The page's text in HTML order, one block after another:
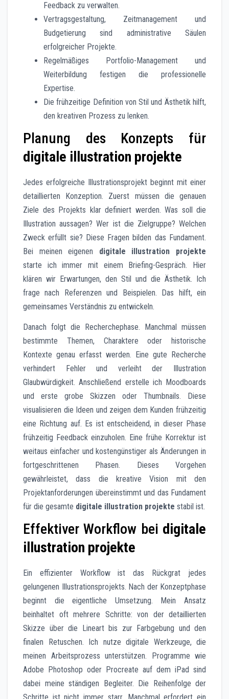
Feedback zu verwalten.
Vertragsgestaltung, Zeitmanagement und
Budgetierung sind administrative Säulen
erfolgreicher Projekte.
Regelmäßiges Portfolio-Management und
Weiterbildung festigen die professionelle
Expertise.
Die frühzeitige Definition von Stil und Ästhetik hilft,
den kreativen Prozess zu lenken.
Planung des Konzepts für
digitale illustration projekte
Jedes erfolgreiche Illustrationsprojekt beginnt mit einer
detaillierten Konzeption. Zuerst müssen die genauen
Ziele des Projekts klar definiert werden. Was soll die
Illustration aussagen? Wer ist die Zielgruppe? Welchen
Zweck erfüllt sie? Diese Fragen bilden das Fundament.
Bei meinen eigenen digitale illustration projekte
starte ich immer mit einem Briefing-Gespräch. Hier
klären wir Erwartungen, den Stil und die Ästhetik. Ich
frage nach Referenzen und Beispielen. Das hilft, ein
gemeinsames Verständnis zu entwickeln.
Danach folgt die Recherchephase. Manchmal müssen
bestimmte Themen, Charaktere oder historische
Kontexte genau erfasst werden. Eine gute Recherche
verhindert Fehler und verleiht der Illustration
Glaubwürdigkeit. Anschließend erstelle ich Moodboards
und erste grobe Skizzen oder Thumbnails. Diese
visualisieren die Ideen und zeigen dem Kunden frühzeitig
eine Richtung auf. Es ist entscheidend, in dieser Phase
frühzeitig Feedback einzuholen. Eine frühe Korrektur ist
weitaus einfacher und kostengünstiger als Änderungen in
fortgeschrittenen Phasen. Dieses Vorgehen
gewährleistet, dass die kreative Vision mit den
Projektanforderungen übereinstimmt und das Fundament
für die gesamte digitale illustration projekte stabil ist.
Effektiver Workflow bei digitale
illustration projekte
Ein effizienter Workflow ist das Rückgrat jedes
gelungenen Illustrationsprojekts. Nach der Konzeptphase
beginnt die eigentliche Umsetzung. Mein Ansatz
beinhaltet oft mehrere Schritte: von der detaillierten
Skizze über die Lineart bis zur Farbgebung und den
finalen Retuschen. Ich nutze digitale Werkzeuge, die
meinen Arbeitsprozess unterstützen. Programme wie
Adobe Photoshop oder Procreate auf dem iPad sind
dabei meine ständigen Begleiter. Die Reihenfolge der
Schritte ist nicht immer starr. Manchmal erfordert ein